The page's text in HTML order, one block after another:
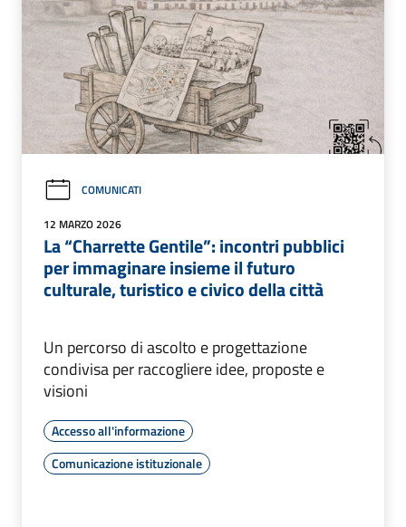
COMUNICATI
12 MARZO 2026
La “Charrette Gentile”: incontri pubblici
per immaginare insieme il futuro
culturale, turistico e civico della città
Un percorso di ascolto e progettazione
condivisa per raccogliere idee, proposte e
visioni
Accesso all'informazione
Comunicazione istituzionale